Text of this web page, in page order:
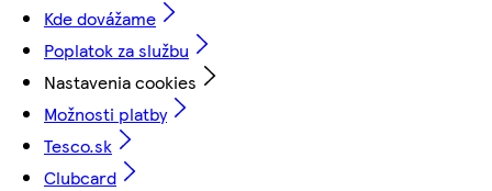
Kde dovážame
Poplatok za službu
Nastavenia cookies
Možnosti platby
Tesco.sk
Clubcard